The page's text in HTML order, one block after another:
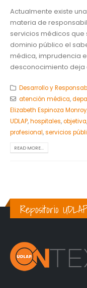
Actualmente existe
materia de
servicios médicos que
dominio público el
médica, imprudencia
desconocimiento deja
Desarrollo y
atención médica,
Elizabeth Espinoza Monroy
UDLAP,hospitales,objetiva,
profesional,servicios
READ MORE...
Repositorio